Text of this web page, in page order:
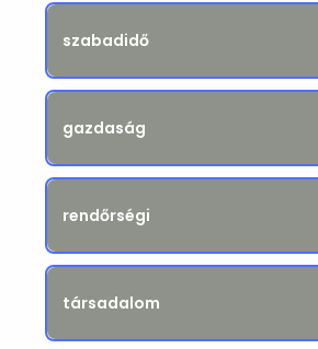
szabadidő
gazdaság
rendőrségi
társadalom